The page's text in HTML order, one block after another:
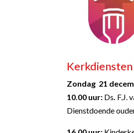
Kerkdiensten
Zondag 21
10.00 uur: Ds. F.J.
Dienstdoende